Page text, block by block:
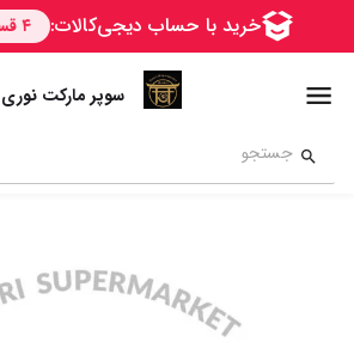
سوپر مارکت نوری